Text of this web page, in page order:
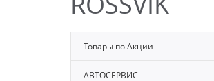
Товары по Акции
АВТОСЕРВИС